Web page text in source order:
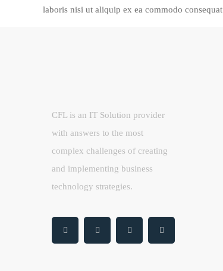
laboris nisi ut aliquip ex ea commodo
CFL is an IT Solution provider
with answers to the most
complex challenges of creating
and implementing business
technology strategies.